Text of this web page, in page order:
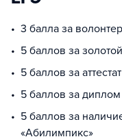
3 балла за
5 баллов за
5 баллов за
5 баллов за
5 баллов за
«Абилимпикс»